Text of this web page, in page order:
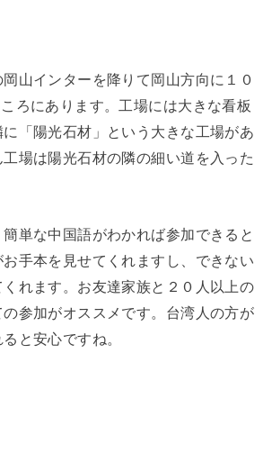
山インターを降りて岡山方向に１０
ろにあります。工場には大きな看板
「陽光石材」という大きな工場があ
場は陽光石材の隣の細い道を入った
単な中国語がわかれば参加できると
手本を見せてくれますし、できない
れます。お友達家族と２０人以上の
参加がオススメです。台湾人の方が
と安心ですね。